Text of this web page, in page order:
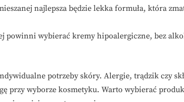
najlepsza będzie lekka formuła, która
powinni wybierać kremy hipoalergiczne, bez
potrzeby skóry. Alergie, trądzik czy
przy wyborze kosmetyku. Warto wybierać